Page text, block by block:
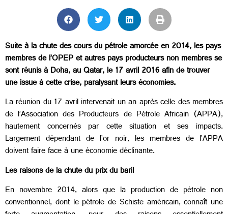
Suite à la chute des cours du pétrole amorcée en 2014, les pays
membres de l’OPEP et autres pays producteurs non membres se
sont réunis à Doha, au Qatar, le 17 avril 2016 afin de trouver
une issue à cette crise, paralysant leurs économies.
La réunion du 17 avril intervenait un an après celle des membres
de l’Association des Producteurs de Pétrole Africain (APPA),
hautement concernés par cette situation et ses impacts.
Largement dépendant de l’or noir, les membres de l’APPA
doivent faire face à une économie déclinante.
Les raisons de la chute du prix du baril
En novembre 2014, alors que la production de pétrole non
conventionnel, dont le pétrole de Schiste américain, connaît une